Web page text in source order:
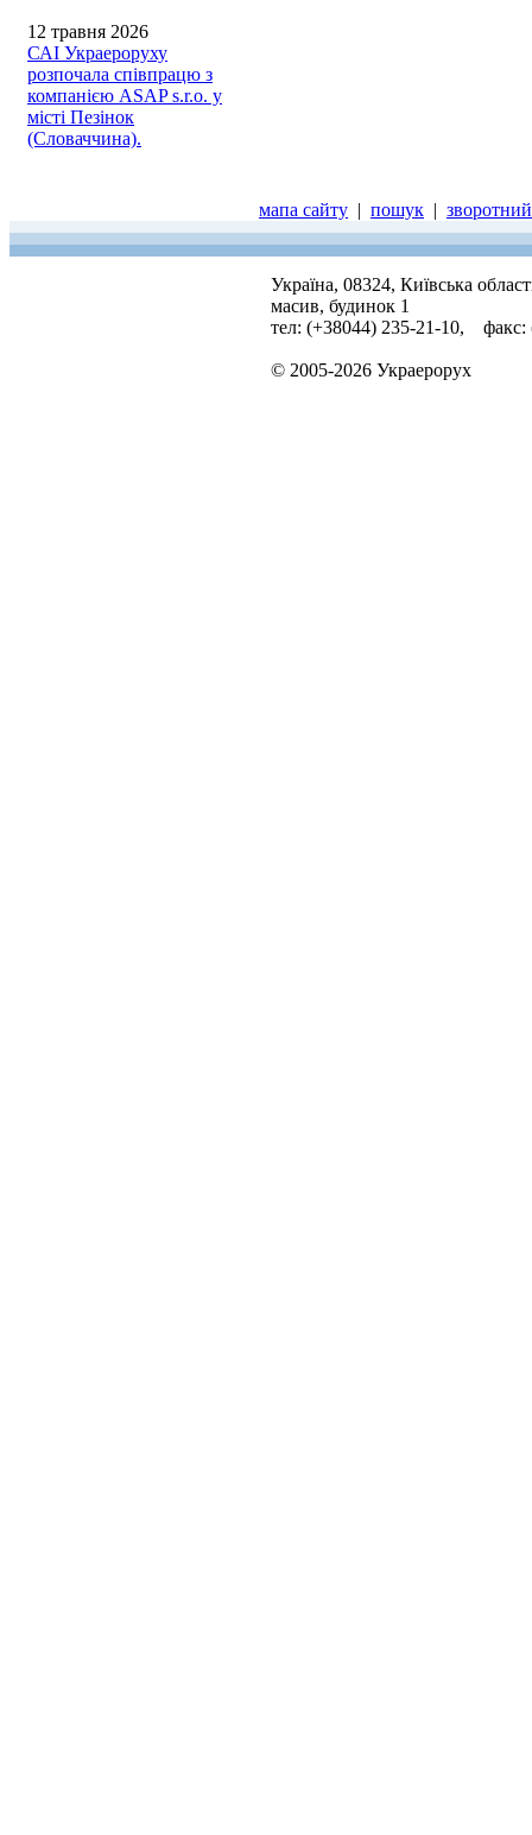
12 травня 2026
САІ Украероруху
розпочала співпрацю з
компанією ASAP s.r.o. у
місті Пезінок
(Словаччина).
мапа сайту | пошук |
Україна, 08324, Київська
масив, будинок 1
тел: (+38044) 235-21-10, факс:
© 2005-2026 Украерорух